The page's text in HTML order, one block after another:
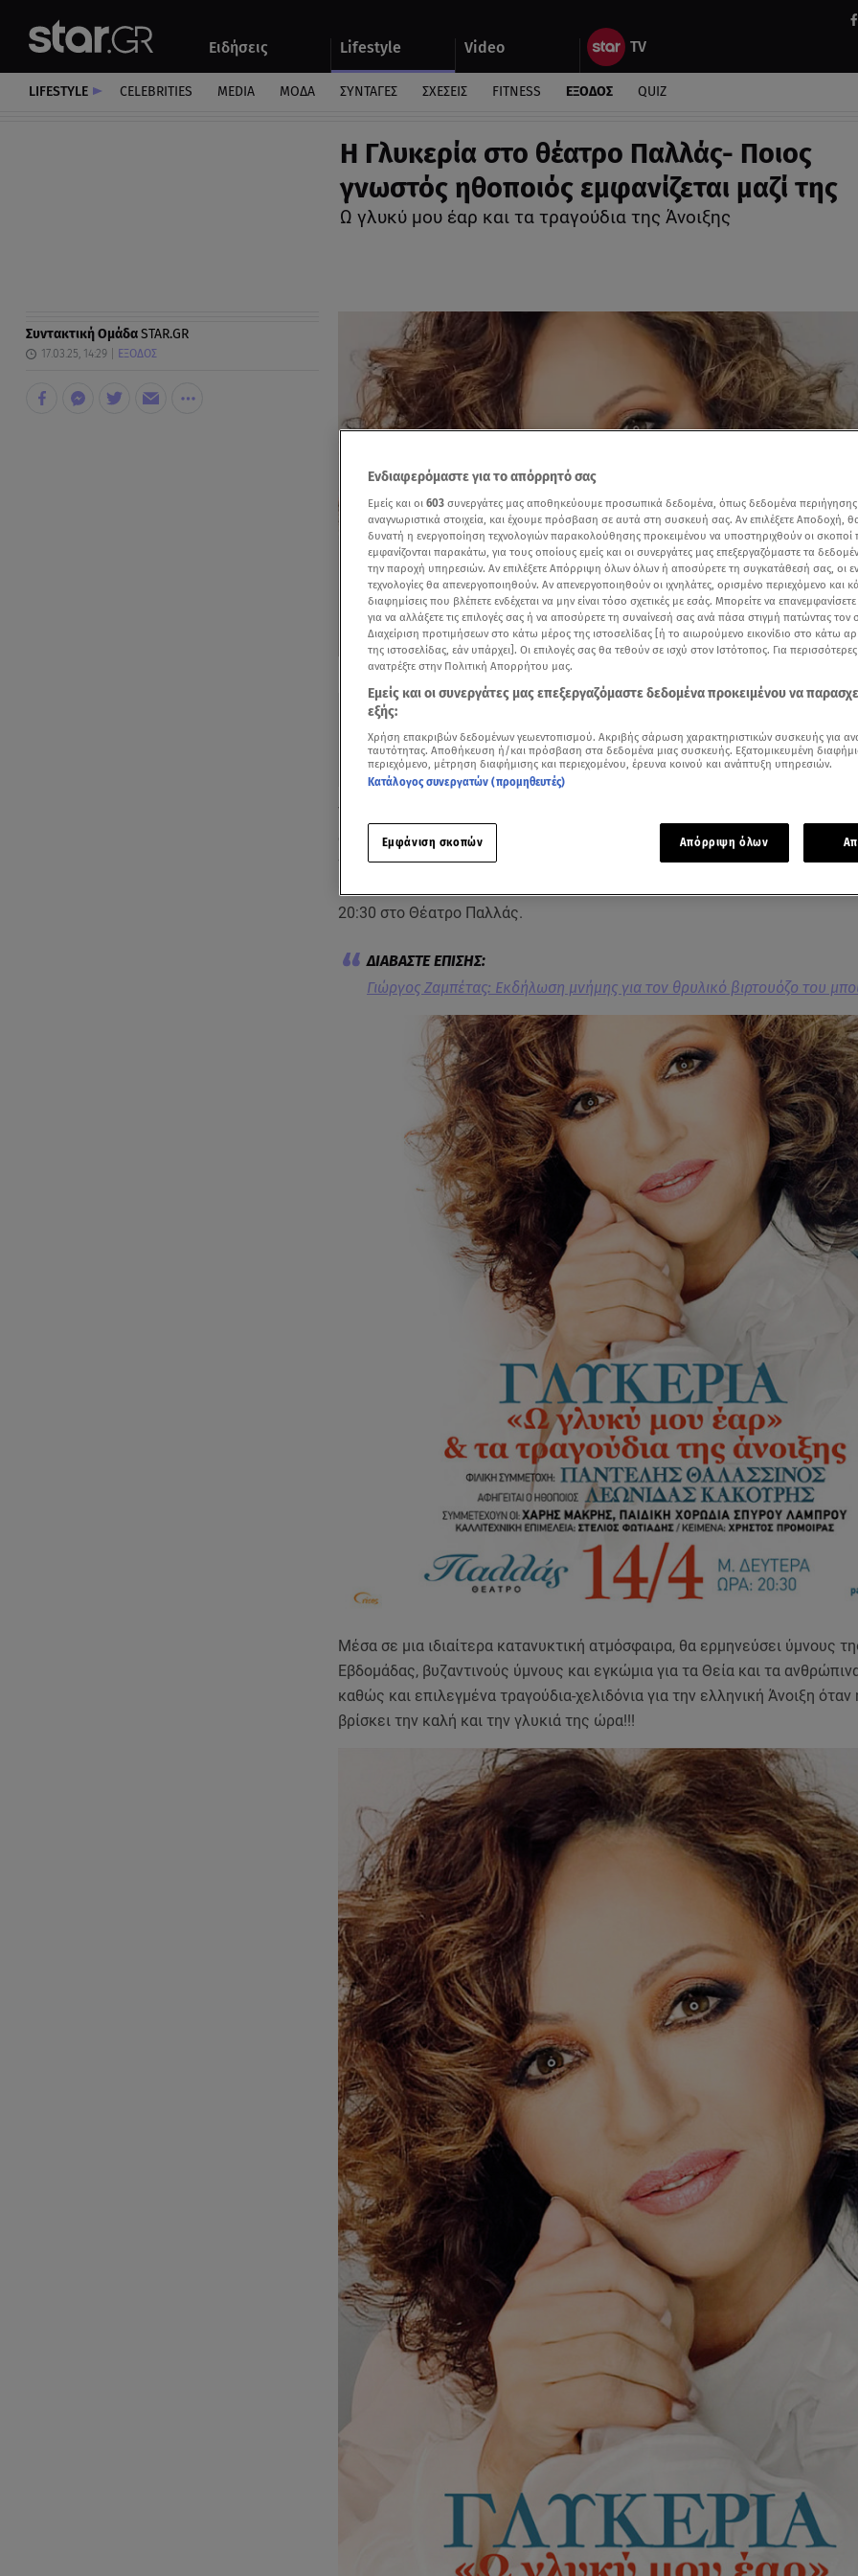
Ειδήσεις Lifestyle Video
Αυτοκίνητο
LIFESTYLE CELEBRITIES MEDIA ΜΟΔΑ ΣΥΝΤΑΓΕΣ ΣΧΕΣΕΙΣ FITNESS ΕΞΟΔΟΣ QUIZ
H Γλυκερία στο θέατρο Παλλάς- Ποιος
γνωστός ηθοποιός εμφανίζεται μαζί της
Ω γλυκύ μου έαρ και τα τραγούδια της Άνοιξης
Συντακτική ΟμάδαSTAR.GR
17.03.25, 14:29 ΕΞΟΔΟΣ
Δείτε περισσότερα άρθρα μας στην αναζήτηση σας
Πρόσθηκη star.gr στις επιλογές σας
Add star.gr on Google
Την παράσταση «Ω γλυκύ μου έαρ και τα τραγούδια της Άνοιξης» με
σπαρακτικό μοιρολόι της Παναγίας, που αποτελεί το πιο συγκλονιστικό
των Ύμνων της Εβδομάδας των Παθών, εκεί που ο ανθρώπινος πόνος
20:30 στο Θέατρο Παλλάς.
Γιώργος Ζαμπέτας: Εκδήλωση μνήμης για τον θρυλικό βιρτουόζο του
Μέσα σε μια ιδιαίτερα κατανυκτική ατμόσφαιρα, θα ερμηνεύσει ύμνους
Εβδομάδας, βυζαντινούς ύμνους και εγκώμια για τα Θεία και τα
καθώς και επιλεγμένα τραγούδια-χελιδόνια για την ελληνική Άνοιξη
βρίσκει την καλή και την γλυκιά της ώρα!!!
Ενδιαφερόμαστε για το απόρρητό σας
Εμείς και οι 603 συνεργάτες μας αποθηκεύουμε προσωπικά δεδομένα, όπως δεδομένα
αναγνωριστικά στοιχεία, και έχουμε πρόσβαση σε αυτά στη συσκευή σας. Αν επιλέξετε Αποδοχή,
δυνατή η ενεργοποίηση τεχνολογιών παρακολούθησης προκειμένου να υποστηριχθούν οι σκοποί
εμφανίζονται παρακάτω, για τους οποίους εμείς και οι συνεργάτες μας επεξεργαζόμαστε τα
την παροχή υπηρεσιών. Αν επιλέξετε Απόρριψη όλων όλων ή αποσύρετε τη συγκατάθεσή σας, οι
τεχνολογίες θα απενεργοποιηθούν. Αν απενεργοποιηθούν οι ιχνηλάτες, ορισμένο περιεχόμενο και
διαφημίσεις που βλέπετε ενδέχεται να μην είναι τόσο σχετικές με εσάς. Μπορείτε να
για να αλλάξετε τις επιλογές σας ή να αποσύρετε τη συναίνεσή σας ανά πάσα στιγμή πατώντας τον
Διαχείριση προτιμήσεων στο κάτω μέρος της ιστοσελίδας [ή το αιωρούμενο εικονίδιο στο κάτω
της ιστοσελίδας, εάν υπάρχει]. Οι επιλογές σας θα τεθούν σε ισχύ στον Ιστότοπος. Για
ανατρέξτε στην Πολιτική Απορρήτου μας.
Εμείς και οι συνεργάτες μας επεξεργαζόμαστε δεδομένα προκειμένου να
εξής:
Χρήση επακριβών δεδομένων γεωεντοπισμού. Ακριβής σάρωση χαρακτηριστικών συσκευής για
ταυτότητας. Αποθήκευση ή/και πρόσβαση στα δεδομένα μιας συσκευής. Εξατομικευμένη
περιεχόμενο, μέτρηση διαφήμισης και περιεχομένου, έρευνα κοινού και ανάπτυξη υπηρεσιών.
Κατάλογος συνεργατών (προμηθευτές)
Εμφάνιση σκοπών Απόρριψη όλων